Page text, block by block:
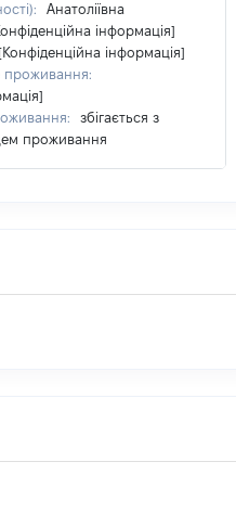
Анатоліївна
інформація]
[Конфіденційна інформація]
проживання:
збігається з
проживання